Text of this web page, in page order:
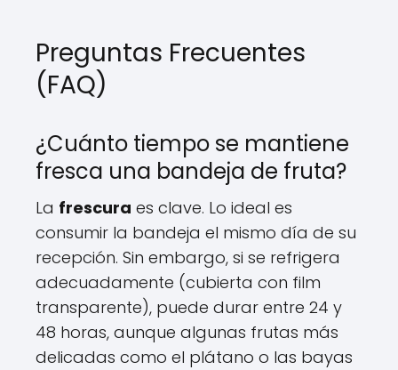
Preguntas Frecuentes
(FAQ)
¿Cuánto tiempo se mantiene
fresca una bandeja de fruta?
La frescura es clave. Lo ideal es
consumir la bandeja el mismo día de su
recepción. Sin embargo, si se refrigera
adecuadamente (cubierta con film
transparente), puede durar entre 24 y
48 horas, aunque algunas frutas más
delicadas como el plátano o las bayas